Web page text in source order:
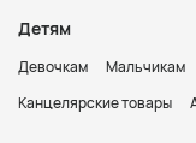
Детям
Девочкам Мальчикам
Канцелярские товары